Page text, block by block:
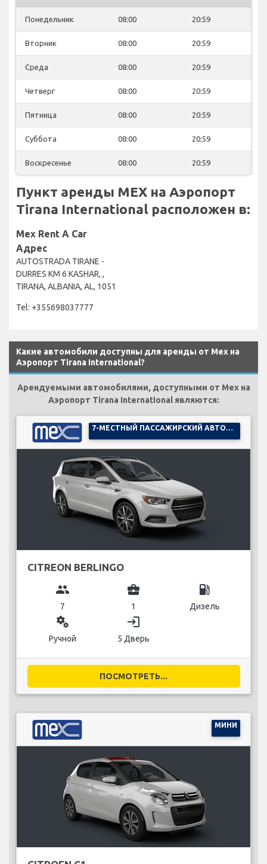
Понедельник 08:00 20:59
Вторник 08:00 20:59
Среда 08:00 20:59
Четверг 08:00 20:59
Пятница 08:00 20:59
Суббота 08:00 20:59
Воскресенье 08:00 20:59
Пункт аренды MEX на Аэропорт
Tirana International расположен в:
Mex Rent A Car
Адрес
AUTOSTRADA TIRANE -
DURRES KM 6 KASHAR, ,
TIRANA, ALBANIA, AL, 1051
Tel: +355698037777
Какие автомобили доступны для аренды от Mex на
Аэропорт Tirana International?
Арендуемыми автомобилями, доступными от Mex на
Аэропорт Tirana International являются:
CITREON BERLINGO
group
7
business_center
1
local_gas_station
Дизель
miscellaneous_services
Ручной
login
5 Дверь
ПОСМОТРЕТЬ...
МИНИ